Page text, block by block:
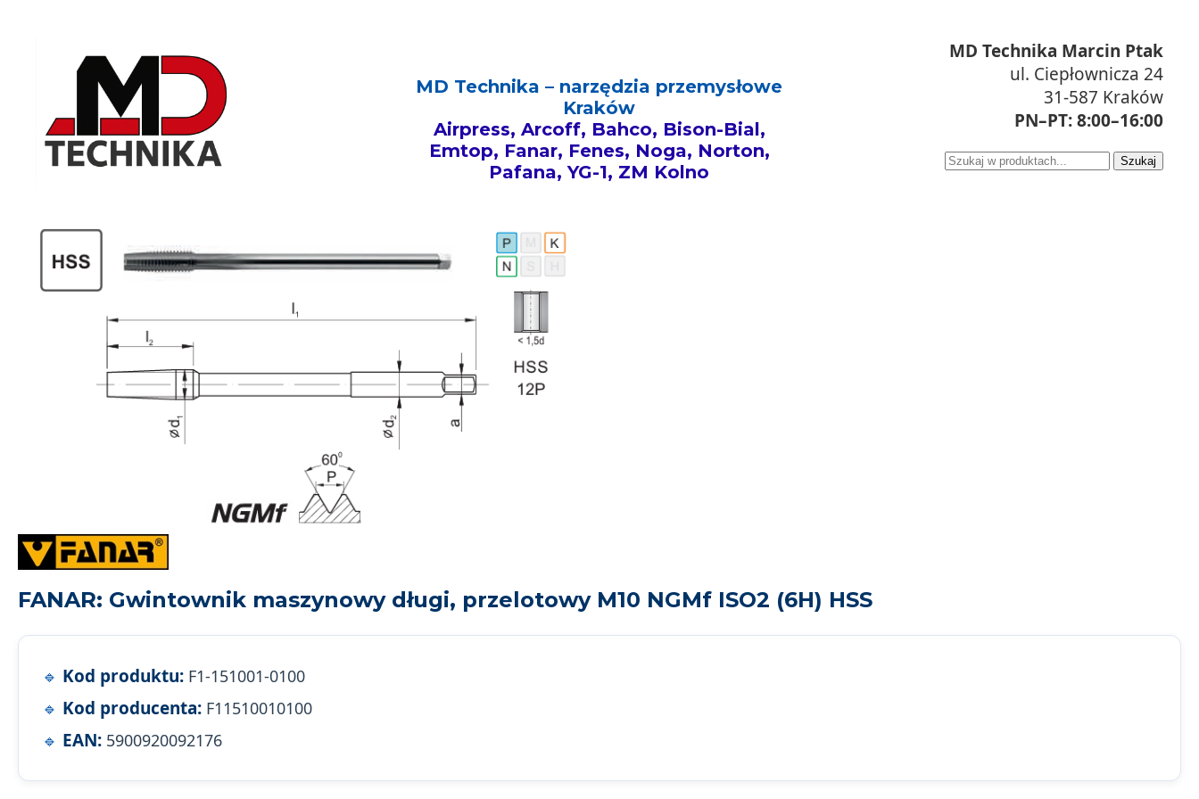
MD Technika – narzędzia przemysłowe
Kraków
Airpress, Arcoff, Bahco, Bison-Bial,
Emtop, Fanar, Fenes, Noga, Norton,
Pafana, YG-1, ZM Kolno
MD Technika Marcin Ptak
ul. Ciepłownicza 24
31-587 Kraków
PN–PT: 8:00–16:00
Szukaj
FANAR: Gwintownik maszynowy długi, przelotowy M10 NGMf ISO2 (6H) HSS
Kod produktu: F1-151001-0100
Kod producenta: F11510010100
EAN: 5900920092176